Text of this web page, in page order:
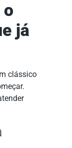
o
já
clássico